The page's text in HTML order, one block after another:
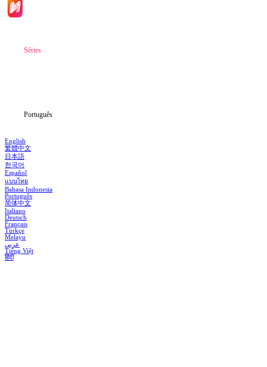
Séries
Português
English
繁體中文
日本語
한국어
Español
แบบไทย
Bahasa Indonesia
Português
简体中文
Italiano
Deutsch
Français
Türkçe
Melayu
عربي
Tiếng Việt
हिंदी